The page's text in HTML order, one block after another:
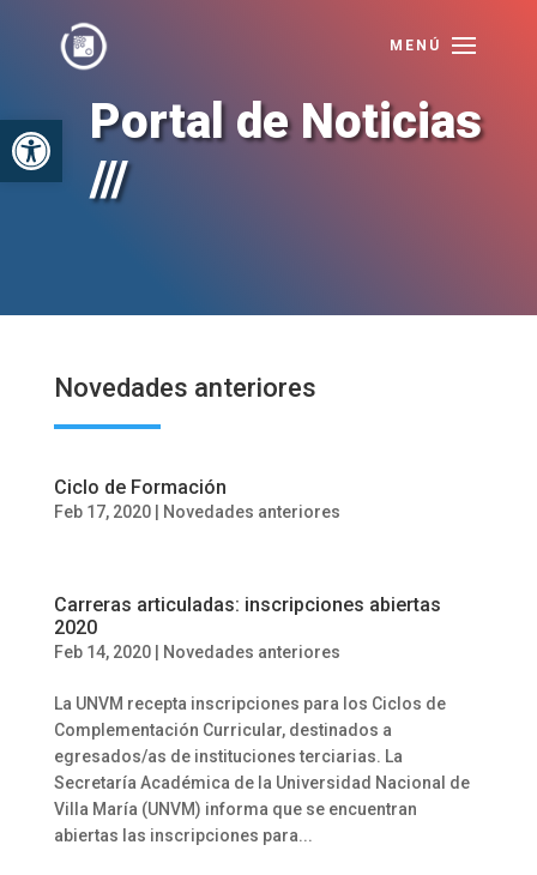
Abrir barra de herramientas
Portal de Noticias
///
Novedades anteriores
Ciclo de Formación
Feb 17, 2020| Novedades anteriores
Carreras articuladas: inscripciones abiertas
2020
Feb 14, 2020| Novedades anteriores
La UNVM recepta inscripciones para los Ciclos de
Complementación Curricular, destinados a
egresados/as de instituciones terciarias. La
Secretaría Académica de la Universidad Nacional de
Villa María (UNVM) informa que se encuentran
abiertas las inscripciones para...